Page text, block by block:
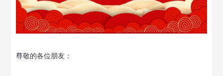
尊敬的各位朋友：